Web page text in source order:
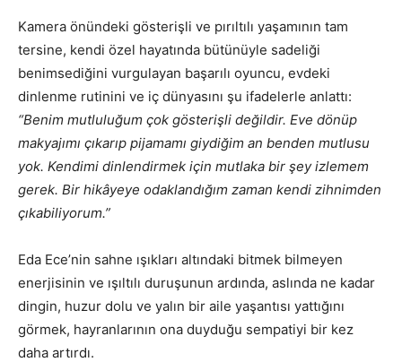
Kamera önündeki gösterişli ve pırıltılı yaşamının tam
tersine, kendi özel hayatında bütünüyle sadeliği
benimsediğini vurgulayan başarılı oyuncu, evdeki
dinlenme rutinini ve iç dünyasını şu ifadelerle anlattı:
“Benim mutluluğum çok gösterişli değildir. Eve dönüp
makyajımı çıkarıp pijamamı giydiğim an benden mutlusu
yok. Kendimi dinlendirmek için mutlaka bir şey izlemem
gerek. Bir hikâyeye odaklandığım zaman kendi zihnimden
çıkabiliyorum.”
Eda Ece’nin sahne ışıkları altındaki bitmek bilmeyen
enerjisinin ve ışıltılı duruşunun ardında, aslında ne kadar
dingin, huzur dolu ve yalın bir aile yaşantısı yattığını
görmek, hayranlarının ona duyduğu sempatiyi bir kez
daha artırdı.